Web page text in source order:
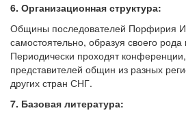
6. Организационная структура:
Общины последователей Порфирия
самостоятельно, образуя своего
Периодически проходят
представителей общин из разных
других стран СНГ.
7. Базовая литература: